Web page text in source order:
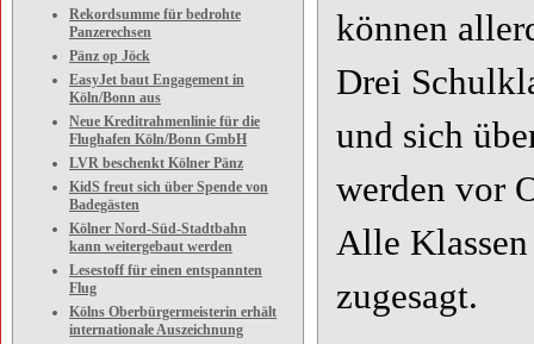
Rekordsumme für bedrohte
Panzerechsen
Pänz op Jöck
EasyJet baut Engagement in
Köln/Bonn aus
Neue Kreditrahmenlinie für die
Flughafen Köln/Bonn GmbH
LVR beschenkt Kölner Pänz
KidS freut sich über Spende von
Badegästen
Kölner Nord-Süd-Stadtbahn
kann weitergebaut werden
Lesestoff für einen entspannten
Flug
Kölns Oberbürgermeisterin erhält
internationale Auszeichnung
können
Drei
und sich
werden vor
Alle
zugesagt.